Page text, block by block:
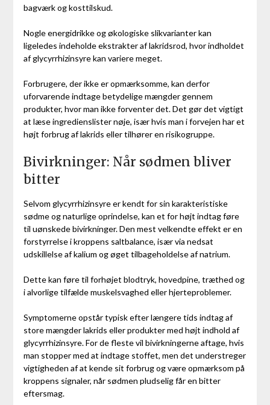
bagværk og kosttilskud.
Nogle energidrikke og økologiske slikvarianter kan
ligeledes indeholde ekstrakter af lakridsrod, hvor indholdet
af glycyrrhizinsyre kan variere meget.
Forbrugere, der ikke er opmærksomme, kan derfor
uforvarende indtage betydelige mængder gennem
produkter, hvor man ikke forventer det. Det gør det vigtigt
at læse ingredienslister nøje, især hvis man i forvejen har et
højt forbrug af lakrids eller tilhører en risikogruppe.
Bivirkninger: Når sødmen bliver
bitter
Selvom glycyrrhizinsyre er kendt for sin karakteristiske
sødme og naturlige oprindelse, kan et for højt indtag føre
til uønskede bivirkninger. Den mest velkendte effekt er en
forstyrrelse i kroppens saltbalance, især via nedsat
udskillelse af kalium og øget tilbageholdelse af natrium.
Dette kan føre til forhøjet blodtryk, hovedpine, træthed og
i alvorlige tilfælde muskelsvaghed eller hjerteproblemer.
Symptomerne opstår typisk efter længere tids indtag af
store mængder lakrids eller produkter med højt indhold af
glycyrrhizinsyre. For de fleste vil bivirkningerne aftage, hvis
man stopper med at indtage stoffet, men det understreger
vigtigheden af at kende sit forbrug og være opmærksom på
kroppens signaler, når sødmen pludselig får en bitter
eftersmag.